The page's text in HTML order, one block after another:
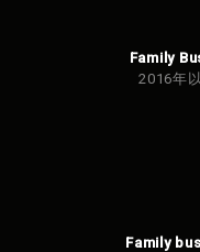
Family
2016年
Family